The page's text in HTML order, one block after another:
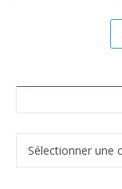
Catégories